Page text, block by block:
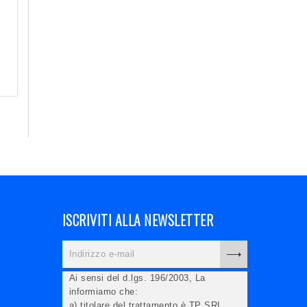
ISCRIVITI ALLA NEWSLETTER
Ai sensi del d.lgs. 196/2003, La
informiamo che: